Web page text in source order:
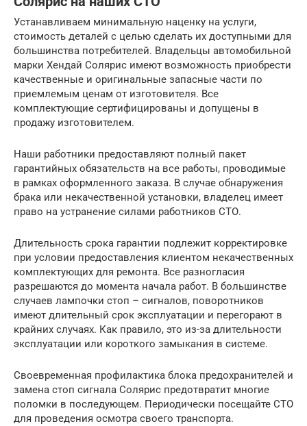
Устанавливаем минимальную наценку на услуги,
стоимость деталей с целью сделать их доступными для
большинства потребителей. Владельцы автомобильной
марки Хендай Солярис имеют возможность приобрести
качественные и оригинальные запасные части по
приемлемым ценам от изготовителя. Все
комплектующие сертифицированы и допущены в
продажу изготовителем.
Наши работники предоставляют полный пакет
гарантийных обязательств на все работы, проводимые
в рамках оформленного заказа. В случае обнаружения
брака или некачественной установки, владелец имеет
право на устранение силами работников СТО.
Длительность срока гарантии подлежит корректировке
при условии предоставления клиентом некачественных
комплектующих для ремонта. Все разногласия
разрешаются до момента начала работ. В большинстве
случаев лампочки стоп – сигналов, поворотников
имеют длительный срок эксплуатации и перегорают в
крайних случаях. Как правило, это из-за длительности
эксплуатации или короткого замыкания в системе.
Своевременная профилактика блока предохранителей и
замена стоп сигнала Солярис предотвратит многие
поломки в последующем. Периодически посещайте СТО
для проведения осмотра своего транспорта.